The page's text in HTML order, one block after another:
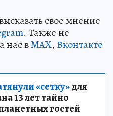
свое мнение
. Также не
нас вMAX, Вконтакте
«сетку»для
13 лет тайно
гостей